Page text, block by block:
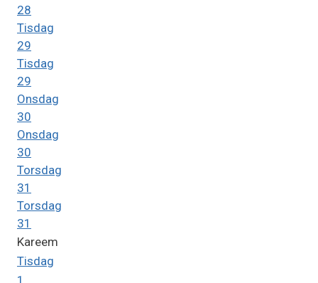
28
Tisdag
29
Tisdag
29
Onsdag
30
Onsdag
30
Torsdag
31
Torsdag
31
Kareem
Tisdag
1